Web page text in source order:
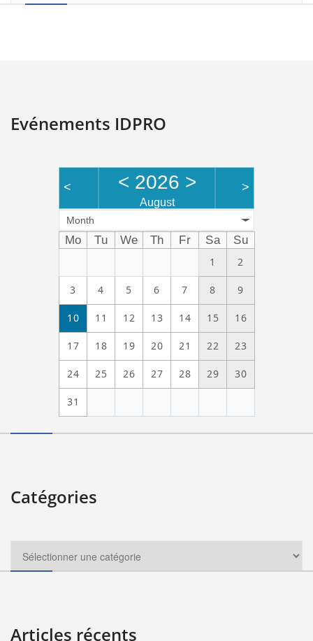
Evénements IDPRO
< < 2026 >
August
>
Month
Mo Tu We Th Fr Sa
Su
1
2
3 4 5 6 7 8 9
10 11 12 13 14 15 16
17 18 19 20 21 22 23
24 25 26 27 28 29 30
31
Catégories
Articles récents